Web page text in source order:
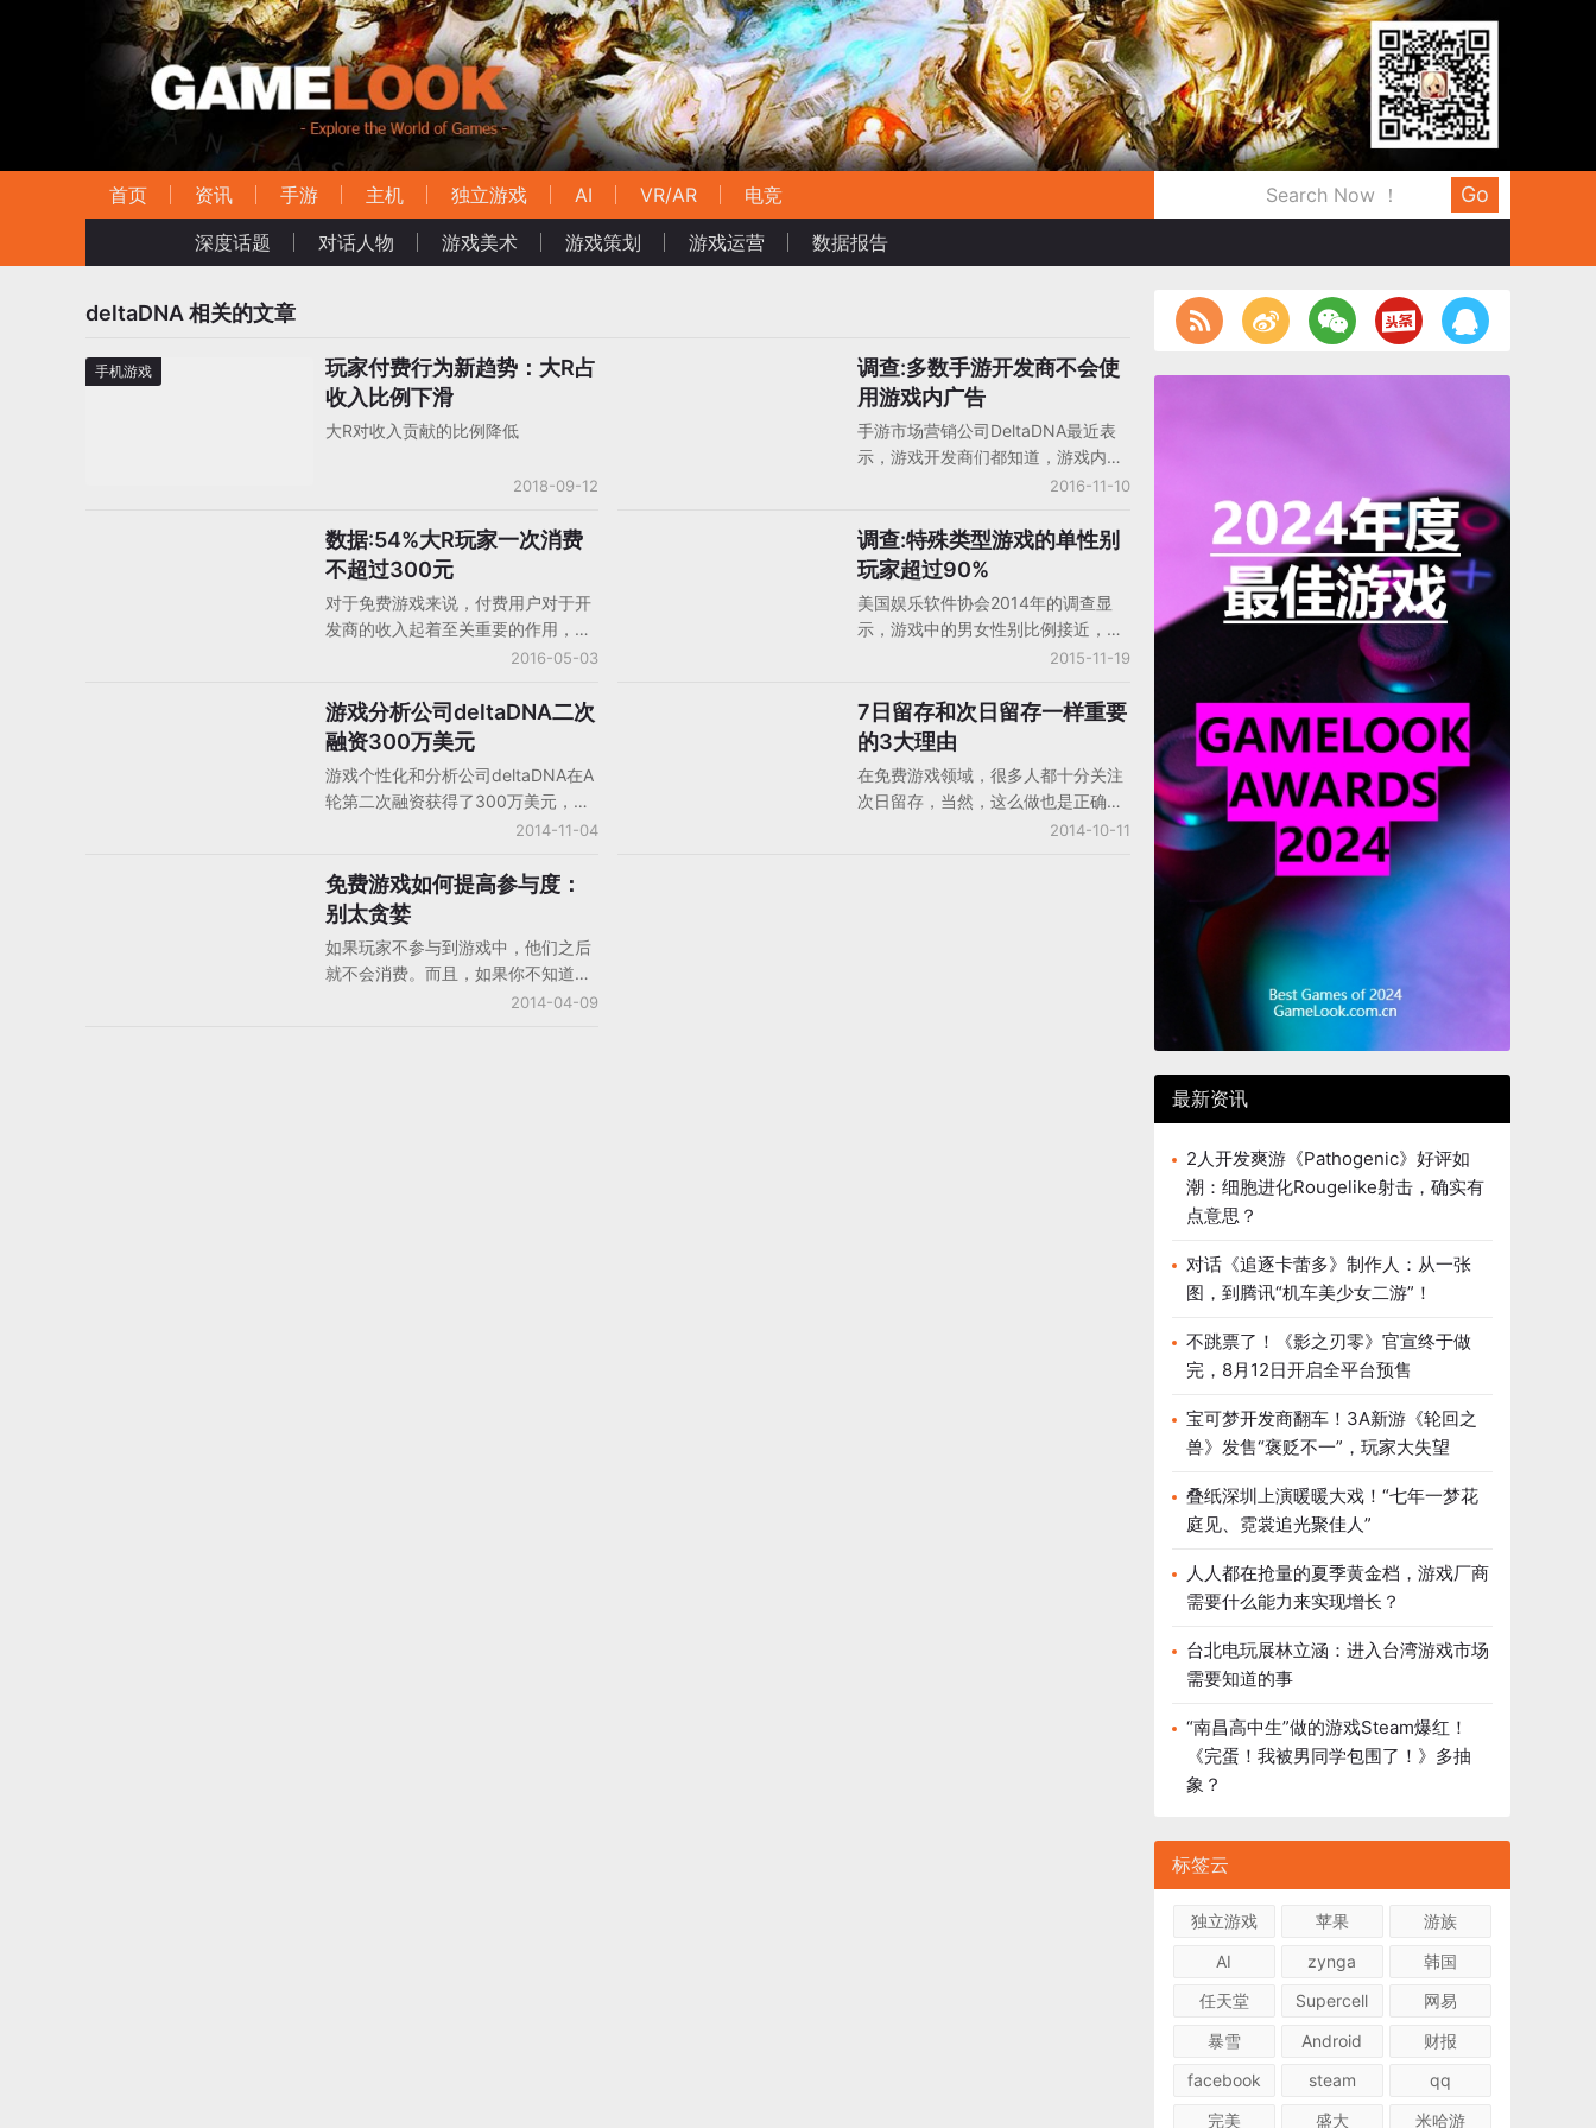
Go
首页 资讯 手游 主机 独立游戏 AI VR/AR
电竞
深度话题
对话人物 游戏美术 游戏策划 游戏运营 数据报告
deltaDNA 相关的文章
手机游戏
玩家付费行为新趋势：大R占
收入比例下滑
大R对收入贡献的比例降低
2018-09-12
调查:多数手游开发商不会使
用游戏内广告
手游市场营销公司DeltaDNA最近表
示，游戏开发商们都知道，游戏内的
广告是重要的，但他们实际上并不知
36%的开发商担心增加广告频率会对
玩家参与度带来负面影响，另外29%
的人表示这样做会影响玩家满意度，
14%的开发商表示他们最担心的问题
是玩家的流失。
2016-11-10
数据:54%大R玩家一次消费
不超过300元
对于免费游戏来说，付费用户对于开
发商的收入起着至关重要的作用，尤
其是大R用户，据数据调研公司
转化率为1.9%，而且48%的IAP收入
来自于0.19%的玩家。不过，
DeltaDNA最近的报告表示，超过半
数的大R用户从来不会一次性消费
300元（50美元）以上。
2016-05-03
调查:特殊类型游戏的单性别
玩家超过90%
美国娱乐软件协会2014年的调查显
示，游戏中的男女性别比例接近，男
性以52%微弱优势领衔。随着游戏内
男性为主的情况已经不再。不过，在
某些游戏类型方面，我们依然可以看
到清晰的性别差异。最近，数据公司
DeltaDNA发布了一份基于900万免
费手游玩家调查作出的报告，在有些
特殊的游戏类别，90%的玩家属于同
2015-11-19
游戏分析公司deltaDNA二次
融资300万美元
游戏个性化和分析公司deltaDNA在A
轮第二次融资获得了300万美元，该
公司目前的A轮融资已经达到了500
堡，此次投资还包括新的投资者Edge
Performance，将为该公司提供更多
的主流媒体曝光率。
2014-11-04
7日留存和次日留存一样重要
的3大理由
在免费游戏领域，很多人都十分关注
次日留存，当然，这么做也是正确
的，第一天之后进入游戏的用户在第
2014-10-11
免费游戏如何提高参与度：
别太贪婪
如果玩家不参与到游戏中，他们之后
就不会消费。而且，如果你不知道为
什么玩家们会离开游戏的话，就不可
2014-04-09
最新资讯
2人开发爽游《Pathogenic》好评如
潮：细胞进化Rougelike射击，确实有
点意思？
对话《追逐卡蕾多》制作人：从一张
图，到腾讯“机车美少女二游”！
不跳票了！《影之刃零》官宣终于做
完，8月12日开启全平台预售
宝可梦开发商翻车！3A新游《轮回之
兽》发售“褒贬不一”，玩家大失望
叠纸深圳上演暖暖大戏！“七年一梦花
庭见、霓裳追光聚佳人”
人人都在抢量的夏季黄金档，游戏厂商
需要什么能力来实现增长？
台北电玩展林立涵：进入台湾游戏市场
需要知道的事
“南昌高中生”做的游戏Steam爆红！
《完蛋！我被男同学包围了！》多抽
象？
标签云
独立游戏 苹果
游族
AI
zynga
韩国
任天堂
Supercell
网易
暴雪
Android
财报
facebook
steam
qq
完美
盛大 米哈游